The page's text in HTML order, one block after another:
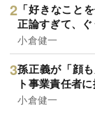
「好きなこと
正論すぎて、
小倉健一
孫正義が「顔
ト事業責任者
小倉健一